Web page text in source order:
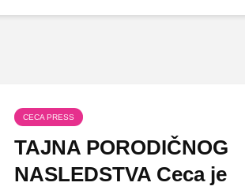
CECA PRESS
TAJNA PORODIČNOG
NASLEDSTVA Ceca je